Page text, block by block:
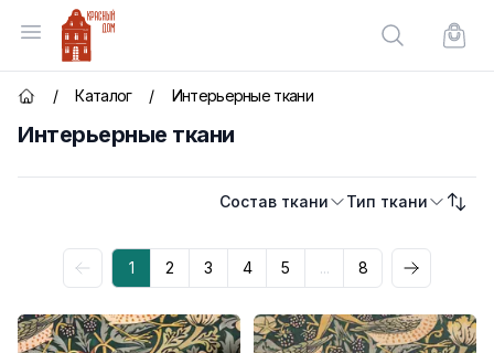
Открыть меню
Красный Дом
Поиск по
Главная страница
/ Каталог / Интерьерные ткани
Интерьерные ткани
Состав ткани Тип ткани
Категории товаров
1 2 3 4 5 ... 8